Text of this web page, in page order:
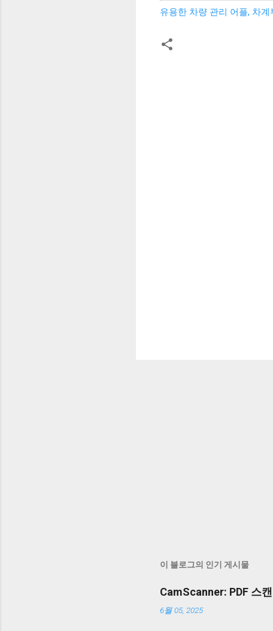
유용한 차량 관리 어플, 차
이 블로그의 인기 게시물
CamScanner: PDF 스
6월 05, 2025